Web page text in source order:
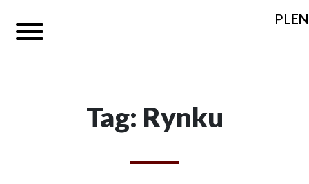
PLEN
Tag: Rynku